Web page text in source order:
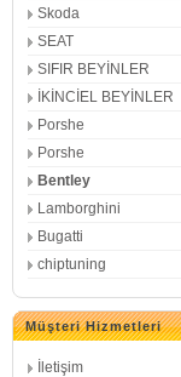
Skoda
SEAT
SIFIR BEYİNLER
İKİNCİEL BEYİNLER
Porshe
Porshe
Bentley
Lamborghini
Bugatti
chiptuning
Müşteri Hizmetleri
İletişim